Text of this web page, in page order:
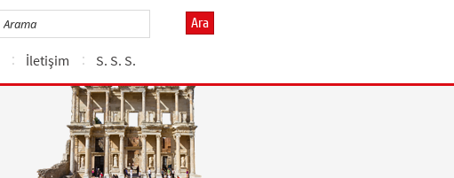
Ara
İletişim S. S. S.